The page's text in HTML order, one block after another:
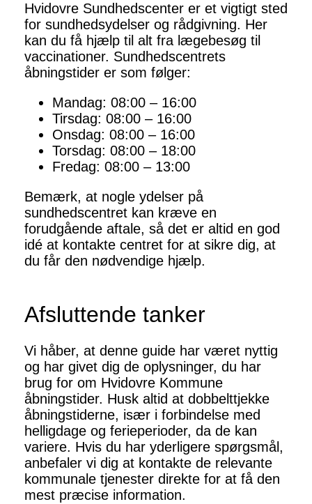
Hvidovre Sundhedscenter er et vigtigt sted
for sundhedsydelser og rådgivning. Her
kan du få hjælp til alt fra lægebesøg til
vaccinationer. Sundhedscentrets
åbningstider er som følger:
Mandag: 08:00 – 16:00
Tirsdag: 08:00 – 16:00
Onsdag: 08:00 – 16:00
Torsdag: 08:00 – 18:00
Fredag: 08:00 – 13:00
Bemærk, at nogle ydelser på
sundhedscentret kan kræve en
forudgående aftale, så det er altid en god
idé at kontakte centret for at sikre dig, at
du får den nødvendige hjælp.
Afsluttende tanker
Vi håber, at denne guide har været nyttig
og har givet dig de oplysninger, du har
brug for om Hvidovre Kommune
åbningstider. Husk altid at dobbelttjekke
åbningstiderne, især i forbindelse med
helligdage og ferieperioder, da de kan
variere. Hvis du har yderligere spørgsmål,
anbefaler vi dig at kontakte de relevante
kommunale tjenester direkte for at få den
mest præcise information.